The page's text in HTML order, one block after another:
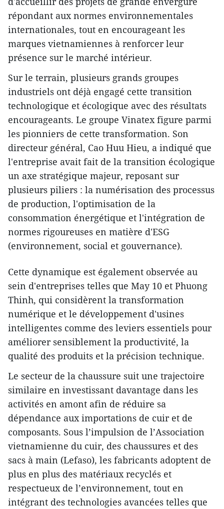
répondant aux normes environnementales
internationales, tout en encourageant les
marques vietnamiennes à renforcer leur
présence sur le marché intérieur.
Sur le terrain, plusieurs grands groupes
industriels ont déjà engagé cette transition
technologique et écologique avec des résultats
encourageants. Le groupe Vinatex figure parmi
les pionniers de cette transformation. Son
directeur général, Cao Huu Hieu, a indiqué que
l'entreprise avait fait de la transition écologique
un axe stratégique majeur, reposant sur
plusieurs piliers : la numérisation des processus
de production, l'optimisation de la
consommation énergétique et l'intégration de
normes rigoureuses en matière d'ESG
(environnement, social et gouvernance).
Cette dynamique est également observée au
sein d'entreprises telles que May 10 et Phuong
Thinh, qui considèrent la transformation
numérique et le développement d'usines
intelligentes comme des leviers essentiels pour
améliorer sensiblement la productivité, la
qualité des produits et la précision technique.
Le secteur de la chaussure suit une trajectoire
similaire en investissant davantage dans les
activités en amont afin de réduire sa
dépendance aux importations de cuir et de
composants. Sous l’impulsion de l’Association
vietnamienne du cuir, des chaussures et des
sacs à main (Lefaso), les fabricants adoptent de
plus en plus des matériaux recyclés et
respectueux de l’environnement, tout en
intégrant des technologies avancées telles que